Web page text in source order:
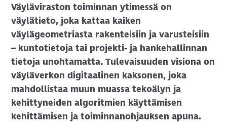
Väyläviraston toiminnan ytimessä on
väylätieto, joka kattaa kaiken
väylägeometriasta rakenteisiin ja varusteisiin
– kuntotietoja tai projekti- ja hankehallinnan
tietoja unohtamatta. Tulevaisuuden visiona on
väyläverkon digitaalinen kaksonen, joka
mahdollistaa muun muassa tekoälyn ja
kehittyneiden algoritmien käyttämisen
kehittämisen ja toiminnanohjauksen apuna.